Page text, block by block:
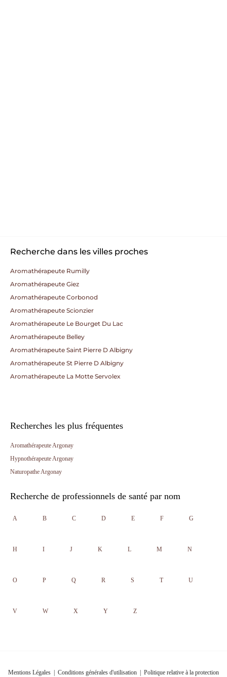
Recherche dans les villes proches
Aromathérapeute Rumilly
Aromathérapeute Giez
Aromathérapeute Corbonod
Aromathérapeute Scionzier
Aromathérapeute Le Bourget Du Lac
Aromathérapeute Belley
Aromathérapeute Saint Pierre D Albigny
Aromathérapeute St Pierre D Albigny
Aromathérapeute La Motte Servolex
Recherches les plus fréquentes
Aromathérapeute Argonay
Hypnothérapeute Argonay
Naturopathe Argonay
Recherche de professionnels de santé par nom
A B C D E F G
H I J K L M N
O P Q R S T U
V W X Y Z
Mentions Légales Conditions générales d'utilisation Politique relative à la protection